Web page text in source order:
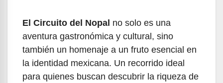
El Circuito del Nopal no solo es una
aventura gastronómica y cultural, sino
también un homenaje a un fruto esencial en
la identidad mexicana. Un recorrido ideal
para quienes buscan descubrir la riqueza de